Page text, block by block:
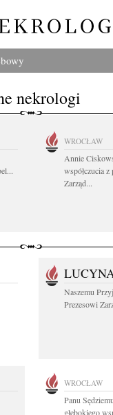
nekrologi
WROCŁAW
Annie
współczucia
Zarząd...
Naszemu
Prezesowi
WROCŁAW
Panu
głębokiego